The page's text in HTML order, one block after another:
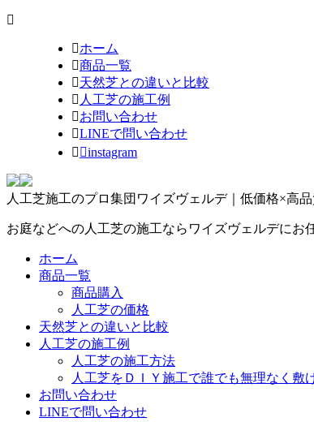
ホーム
商品一覧
天然芝との違いと比較
人工芝の施工例
お問い合わせ
LINEで問い合わせ
instagram
人工芝施工のプロ集団ワイズヴェルデ｜低価格×高
お庭などへの人工芝の施工ならワイズヴェルデにお
ホーム
商品一覧
商品購入
人工芝の価格
天然芝との違いと比較
人工芝の施工例
人工芝の施工方法
人工芝をＤＩＹ施工で誰でも無理なく敷
お問い合わせ
LINEで問い合わせ